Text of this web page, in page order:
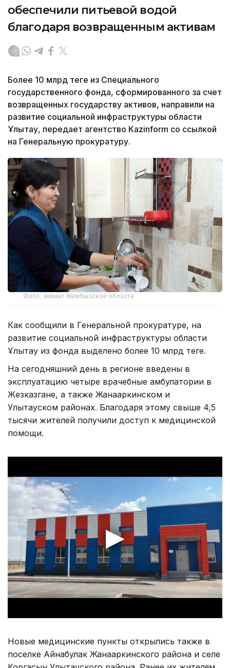
обеспечили питьевой водой
благодаря возвращенным активам
Более 10 млрд теңге из Специального
государственного фонда, сформированного за счет
возвращенных государству активов, направили на
развитие социальной инфраструктуры области
Ұлытау, передает агентство Kazinform со ссылкой
на Генеральную прокуратуру.
Фото: акимат Жамбылской области
Как сообщили в Генеральной прокуратуре, на
развитие социальной инфраструктуры области
Ұлытау из фонда выделено более 10 млрд теңге.
На сегодняшний день в регионе введены в
эксплуатацию четыре врачебные амбулатории в
Жезказгане, а также Жанааркинском и
Улытауском районах. Благодаря этому свыше 4,5
тысячи жителей получили доступ к медицинской
помощи.
Новые медицинские пункты открылись также в
поселке Айнабулак Жанааркинского района и селе